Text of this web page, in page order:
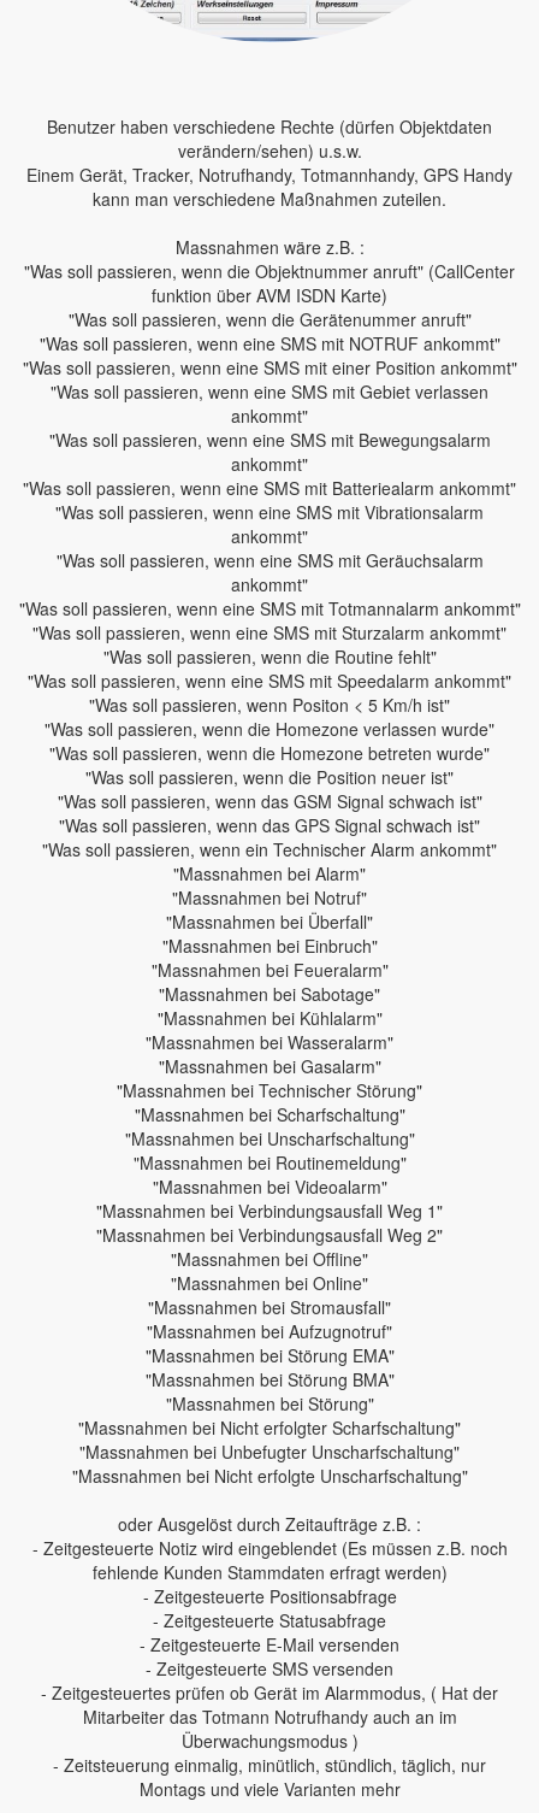
Benutzer haben verschiedene Rechte (dürfen Objektdaten
verändern/sehen) u.s.w.
Einem Gerät, Tracker, Notrufhandy, Totmannhandy, GPS Handy
kann man verschiedene Maßnahmen zuteilen.
Massnahmen wäre z.B. :
"Was soll passieren, wenn die Objektnummer anruft" (CallCenter
funktion über AVM ISDN Karte)
"Was soll passieren, wenn die Gerätenummer anruft"
"Was soll passieren, wenn eine SMS mit NOTRUF ankommt"
"Was soll passieren, wenn eine SMS mit einer Position ankommt"
"Was soll passieren, wenn eine SMS mit Gebiet verlassen
ankommt"
"Was soll passieren, wenn eine SMS mit Bewegungsalarm
ankommt"
"Was soll passieren, wenn eine SMS mit Batteriealarm ankommt"
"Was soll passieren, wenn eine SMS mit Vibrationsalarm
ankommt"
"Was soll passieren, wenn eine SMS mit Geräuchsalarm
ankommt"
"Was soll passieren, wenn eine SMS mit Totmannalarm ankommt"
"Was soll passieren, wenn eine SMS mit Sturzalarm ankommt"
"Was soll passieren, wenn die Routine fehlt"
"Was soll passieren, wenn eine SMS mit Speedalarm ankommt"
"Was soll passieren, wenn Positon < 5 Km/h ist"
"Was soll passieren, wenn die Homezone verlassen wurde"
"Was soll passieren, wenn die Homezone betreten wurde"
"Was soll passieren, wenn die Position neuer ist"
"Was soll passieren, wenn das GSM Signal schwach ist"
"Was soll passieren, wenn das GPS Signal schwach ist"
"Was soll passieren, wenn ein Technischer Alarm ankommt"
"Massnahmen bei Alarm"
"Massnahmen bei Notruf"
"Massnahmen bei Überfall"
"Massnahmen bei Einbruch"
"Massnahmen bei Feueralarm"
"Massnahmen bei Sabotage"
"Massnahmen bei Kühlalarm"
"Massnahmen bei Wasseralarm"
"Massnahmen bei Gasalarm"
"Massnahmen bei Technischer Störung"
"Massnahmen bei Scharfschaltung"
"Massnahmen bei Unscharfschaltung"
"Massnahmen bei Routinemeldung"
"Massnahmen bei Videoalarm"
"Massnahmen bei Verbindungsausfall Weg 1"
"Massnahmen bei Verbindungsausfall Weg 2"
"Massnahmen bei Offline"
"Massnahmen bei Online"
"Massnahmen bei Stromausfall"
"Massnahmen bei Aufzugnotruf"
"Massnahmen bei Störung EMA"
"Massnahmen bei Störung BMA"
"Massnahmen bei Störung"
"Massnahmen bei Nicht erfolgter Scharfschaltung"
"Massnahmen bei Unbefugter Unscharfschaltung"
"Massnahmen bei Nicht erfolgte Unscharfschaltung"
oder Ausgelöst durch Zeitaufträge z.B. :
- Zeitgesteuerte Notiz wird eingeblendet (Es müssen z.B. noch
fehlende Kunden Stammdaten erfragt werden)
- Zeitgesteuerte Positionsabfrage
- Zeitgesteuerte Statusabfrage
- Zeitgesteuerte E-Mail versenden
- Zeitgesteuerte SMS versenden
- Zeitgesteuertes prüfen ob Gerät im Alarmmodus, ( Hat der
Mitarbeiter das Totmann Notrufhandy auch an im
Überwachungsmodus )
- Zeitsteuerung einmalig, minütlich, stündlich, täglich, nur
Montags und viele Varianten mehr